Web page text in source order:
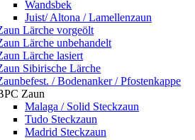
Wandsbek
Juist/ Altona / Lamellenzaun
Lärche vorgeölt
Lärche unbehandelt
Lärche lasiert
Sibirische Lärche
/ Bodenanker / Pfostenkappe
Zaun
Malaga / Solid Steckzaun
Tudo Steckzaun
Madrid Steckzaun